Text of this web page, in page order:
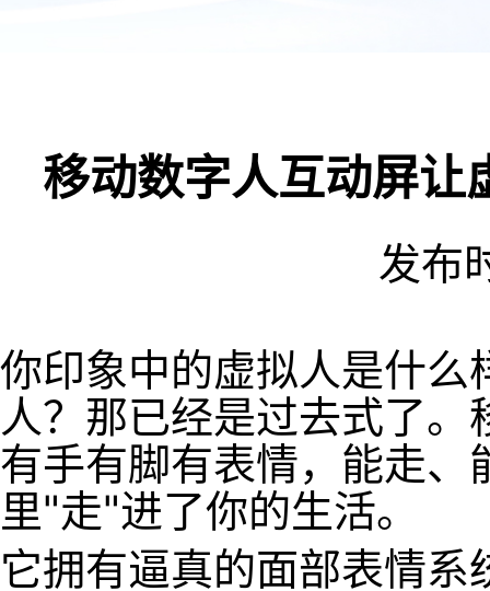
移动数字人互动屏
发布
你印象中的虚拟人是什
人？那已经是过去式了
有手有脚有表情，能走
里"走"进了你的生活。
它拥有逼真的面部表情